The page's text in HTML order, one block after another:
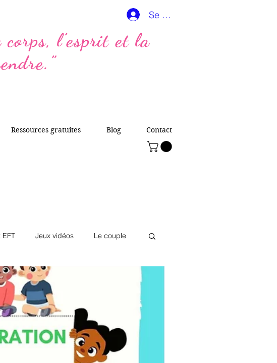
corps, l’esprit et la
Se connecter
Ressources gratuites Blog Contact
EFT Jeux vidéos Le couple
EFT via zoom